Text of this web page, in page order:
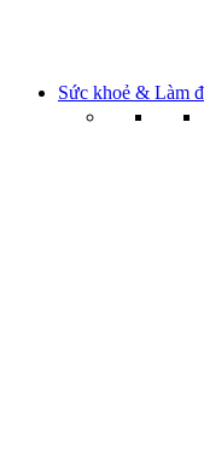
Sức khoẻ & Làm